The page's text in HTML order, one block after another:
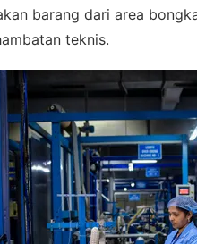
barang dari area
teknis.